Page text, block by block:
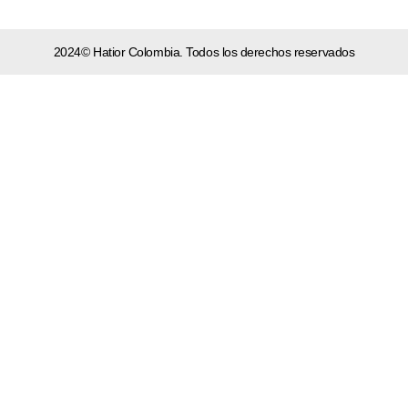
2024© Hatior Colombia. Todos los derechos reservados